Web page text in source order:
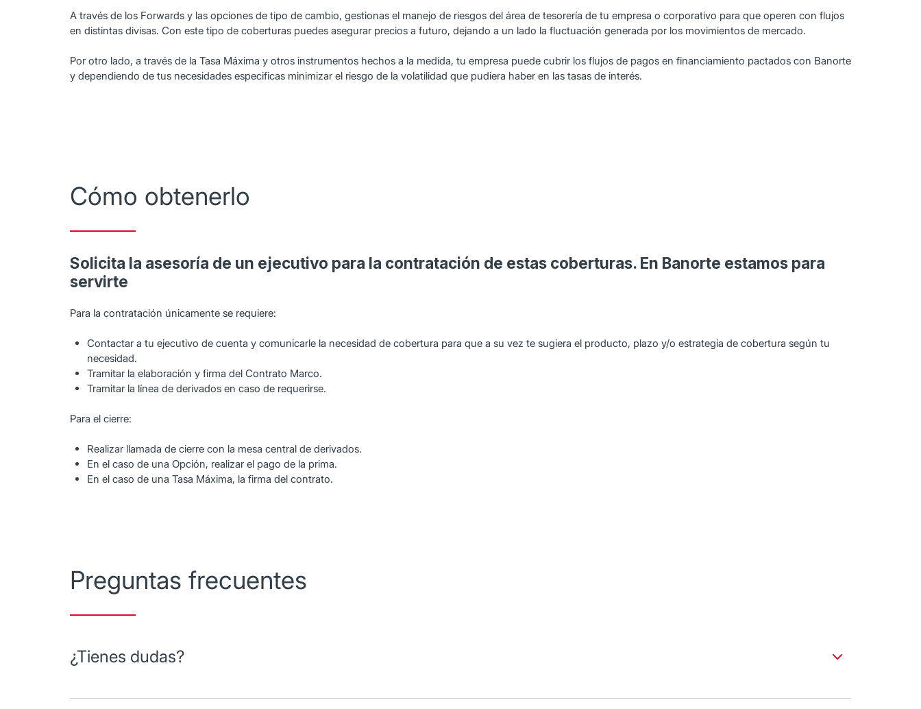
A través de los Forwards y las opciones de tipo de cambio, gestionas el manejo de riesgos del área de tesorería de tu empresa o corporativo para que operen con flujos
en distintas divisas. Con este tipo de coberturas puedes asegurar precios a futuro, dejando a un lado la fluctuación generada por los movimientos de mercado.
Por otro lado, a través de la Tasa Máxima y otros instrumentos hechos a la medida, tu empresa puede cubrir los flujos de pagos en financiamiento pactados con Banorte
y dependiendo de tus necesidades especificas minimizar el riesgo de la volatilidad que pudiera haber en las tasas de interés.
Cómo obtenerlo
Solicita la asesoría de un ejecutivo para la contratación de estas coberturas. En Banorte estamos para
servirte
Para la contratación únicamente se requiere:
Contactar a tu ejecutivo de cuenta y comunicarle la necesidad de cobertura para que a su vez te sugiera el producto, plazo y/o estrategia de cobertura según tu
necesidad.
Tramitar la elaboración y firma del Contrato Marco.
Tramitar la línea de derivados en caso de requerirse.
Para el cierre:
Realizar llamada de cierre con la mesa central de derivados.
En el caso de una Opción, realizar el pago de la prima.
En el caso de una Tasa Máxima, la firma del contrato.
Preguntas frecuentes
¿Tienes dudas?